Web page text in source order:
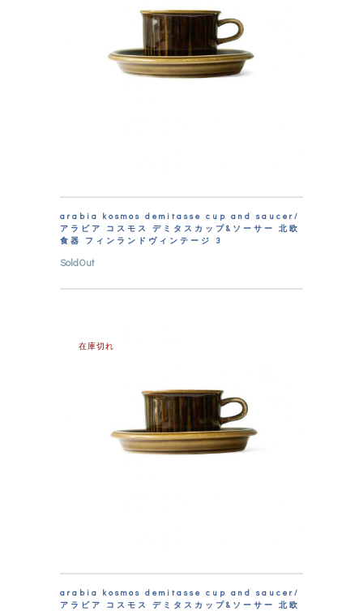
arabia kosmos demitasse cup and saucer/
アラビア コスモス デミタスカップ&ソーサー 北欧
食器 フィンランドヴィンテージ 3
SoldOut
在庫切れ
arabia kosmos demitasse cup and saucer/
アラビア コスモス デミタスカップ&ソーサー 北欧